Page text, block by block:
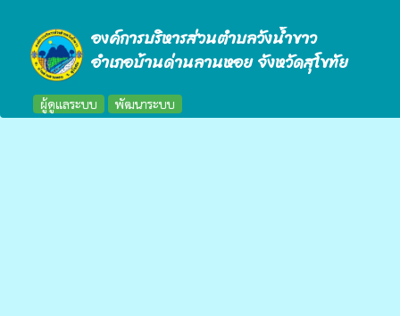
องค์การบริหารส่วนตำบลวังน้ำขาว
อำเภอบ้านด่านลานหอย จังหวัดสุโขทัย
ผู้ดูแลระบบ พัฒนาระบบ